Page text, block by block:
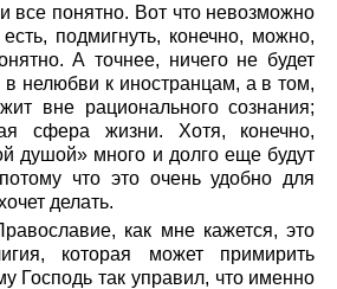
все понятно. Вот что невозможно
подмигнуть, конечно, можно,
А точнее, ничего не будет
нелюбви к иностранцам, а в том,
вне рационального сознания;
сфера жизни. Хотя, конечно,
душой» много и долго еще будут
что это очень удобно для
делать.
как мне кажется, это
которая может примирить
Господь так управил, что именно